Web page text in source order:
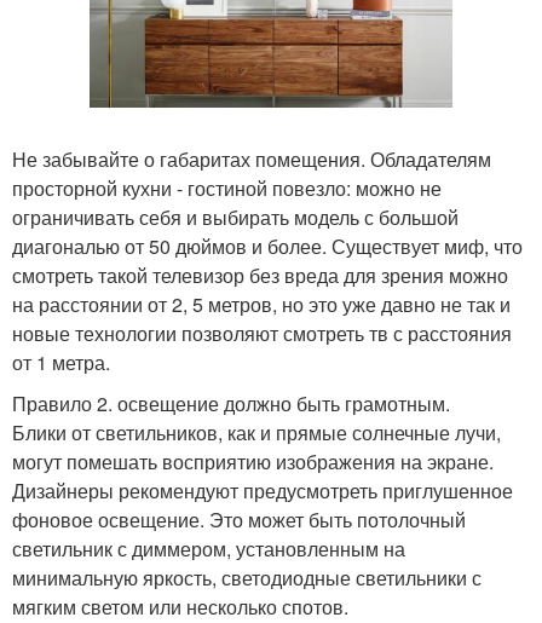
Не забывайте о габаритах помещения. Обладателям
просторной кухни - гостиной повезло: можно не
ограничивать себя и выбирать модель с большой
диагональю от 50 дюймов и более. Существует миф, что
смотреть такой телевизор без вреда для зрения можно
на расстоянии от 2, 5 метров, но это уже давно не так и
новые технологии позволяют смотреть тв с расстояния
от 1 метра.
Правило 2. освещение должно быть грамотным.
Блики от светильников, как и прямые солнечные лучи,
могут помешать восприятию изображения на экране.
Дизайнеры рекомендуют предусмотреть приглушенное
фоновое освещение. Это может быть потолочный
светильник с диммером, установленным на
минимальную яркость, светодиодные светильники с
мягким светом или несколько спотов.